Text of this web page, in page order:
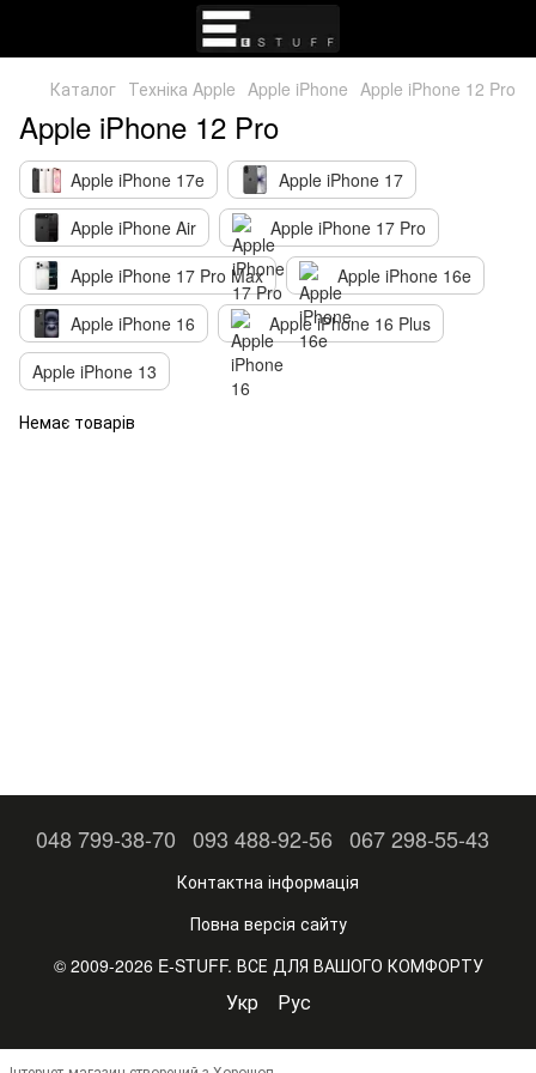
Каталог Техніка Apple Apple iPhone Apple iPhone 12 Pro
Apple iPhone 12 Pro
Apple iPhone 17e
Apple iPhone 17
Apple iPhone Air
Apple iPhone 17 Pro
Apple iPhone 17 Pro Max
Apple iPhone 16e
Apple iPhone 16
Apple iPhone 16 Plus
Apple iPhone 13
Немає товарів
048 799-38-70 093 488-92-56 067 298-55-43
Контактна інформація
Повна версія сайту
© 2009-2026 E-STUFF. ВСЕ ДЛЯ ВАШОГО КОМФОРТУ
Укр Рус